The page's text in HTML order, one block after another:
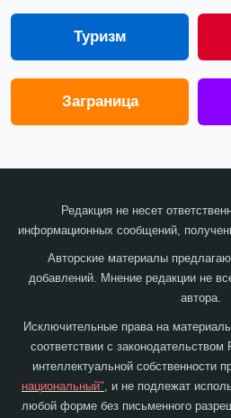
Туризм
Заграница
Редакция не несет
информационных сообщений,
Авторские материалы
добавлений. Мнение редакции не
автора.
Исключительные права на
соответствии с
интеллектуальной собственности
национальный", и не подлежат
любой форме без письменного